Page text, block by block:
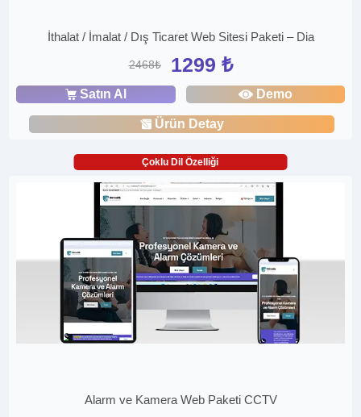
İthalat / İmalat / Dış Ticaret Web Sitesi Paketi – Dia
2468₺ 1299 ₺
Satın Al Demo
Ürün Detay
Çoklu Dil Özelliği
Alarm ve Kamera Web Paketi CCTV